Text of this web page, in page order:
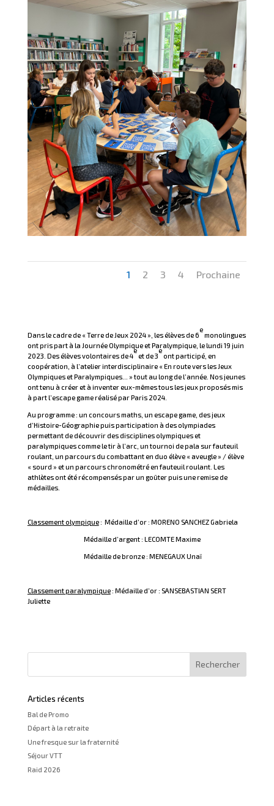
1 2 3 4 Prochaine
Dans le cadre de « Terre de Jeux 2024 », les élèves de 6
e
monolingues
ont pris part à la Journée Olympique et Paralympique, le lundi 19 juin
2023. Des élèves volontaires de 4
e
et de 3
e
ont participé, en
coopération, à l’atelier interdisciplinaire « En route vers les Jeux
Olympiques et Paralympiques… » tout au long de l’année. Nos jeunes
ont tenu à créer et à inventer eux-mêmes tous les jeux proposés mis
à part l’escape game réalisé par Paris 2024.
Au programme : un concours maths, un escape game, des jeux
d’Histoire-Géographie puis participation à des olympiades
permettant de découvrir des disciplines olympiques et
paralympiques comme le tir à l’arc, un tournoi de pala sur fauteuil
roulant, un parcours du combattant en duo élève « aveugle » / élève
« sourd » et un parcours chronométré en fauteuil roulant. Les
athlètes ont été récompensés par un goûter puis une remise de
médailles.
Classement olympique: Médaille d’or : MORENO SANCHEZ Gabriela
Médaille d’argent : LECOMTE Maxime
Médaille de bronze : MENEGAUX Unaï
Classement paralympique: Médaille d’or : SANSEBASTIAN SERT
Juliette
Articles récents
Bal de Promo
Départ à la retraite
Une fresque sur la fraternité
Séjour VTT
Raid 2026